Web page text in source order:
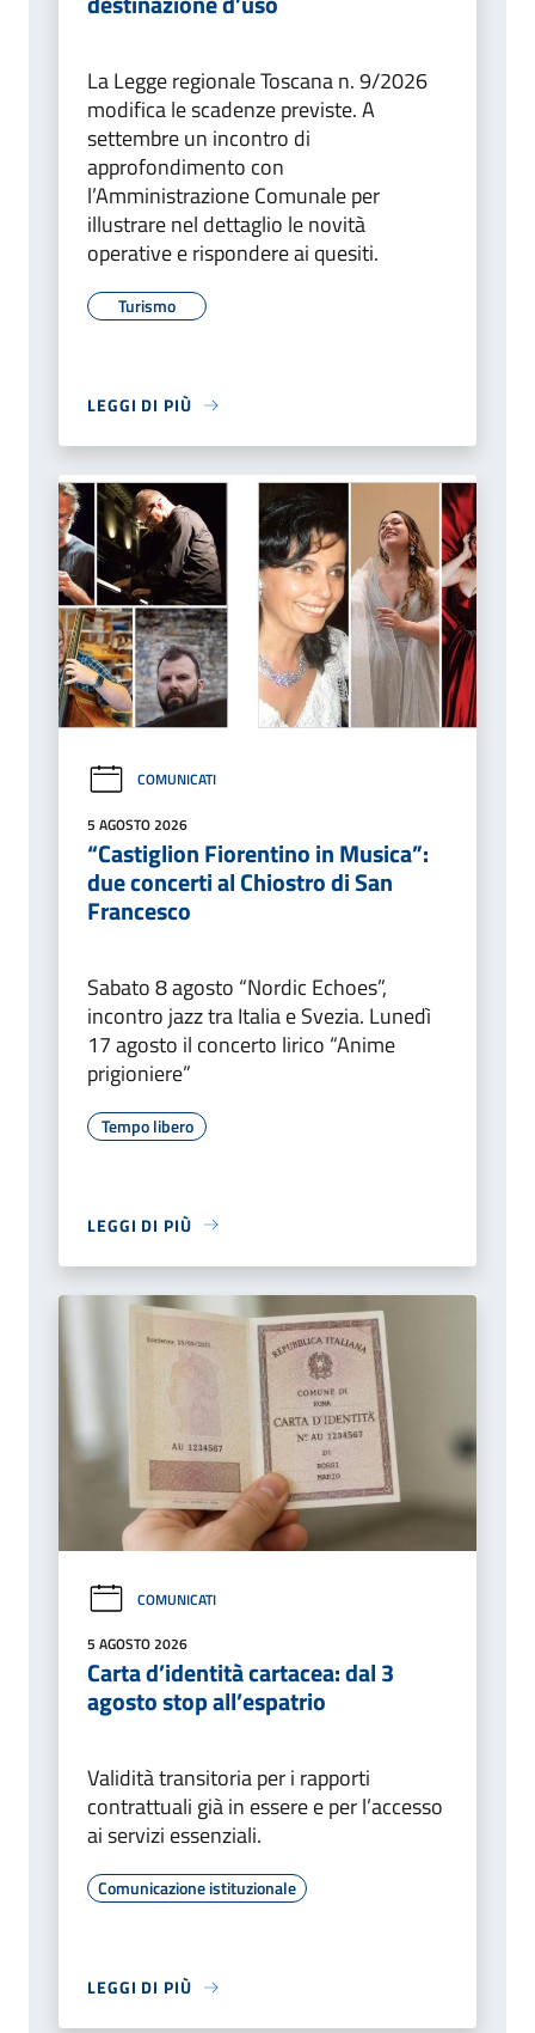
La Legge regionale Toscana n. 9/2026
modifica le scadenze previste. A
settembre un incontro di
approfondimento con
l’Amministrazione Comunale per
illustrare nel dettaglio le novità
operative e rispondere ai quesiti.
Turismo
LEGGI DI PIÙ
COMUNICATI
5 AGOSTO 2026
“Castiglion Fiorentino in Musica”:
due concerti al Chiostro di San
Francesco
Sabato 8 agosto “Nordic Echoes”,
incontro jazz tra Italia e Svezia. Lunedì
17 agosto il concerto lirico “Anime
prigioniere”
Tempo libero
LEGGI DI PIÙ
COMUNICATI
5 AGOSTO 2026
Carta d’identità cartacea: dal 3
agosto stop all’espatrio
Validità transitoria per i rapporti
contrattuali già in essere e per l’accesso
ai servizi essenziali.
Comunicazione istituzionale
LEGGI DI PIÙ